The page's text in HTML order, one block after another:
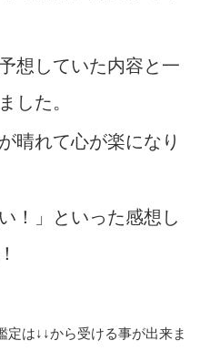
想していた内容と一
した。
晴れて心が楽になり
！」といった感想し
定は↓↓から受ける事が出来ま